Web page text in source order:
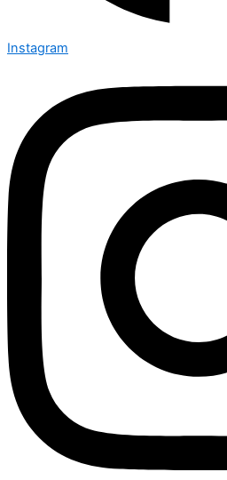
Instagram